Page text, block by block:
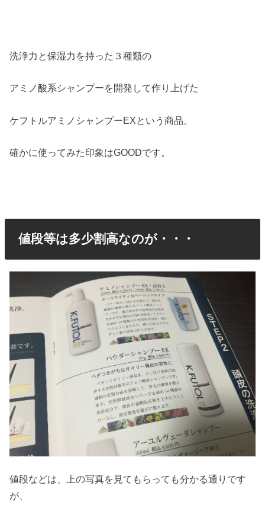
洗浄力と保湿力を持った３種類の
アミノ酸系シャンプーを開発して作り上げた
ケフトルアミノシャンプーEXという商品。
確かに使ってみた印象はGOODです。
値段等は多少割高なのが・・・
値段などは、上の写真を見てもらっても分かる通りです
が、